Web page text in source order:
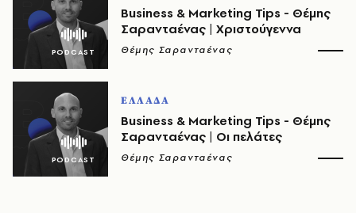
Business & Marketing Tips - Θέμης
Σαρανταένας | Χριστούγεννα
Θέμης Σαρανταένας
ΕΛΛΑΔΑ
Business & Marketing Tips - Θέμης
Σαρανταένας | Οι πελάτες
Θέμης Σαρανταένας